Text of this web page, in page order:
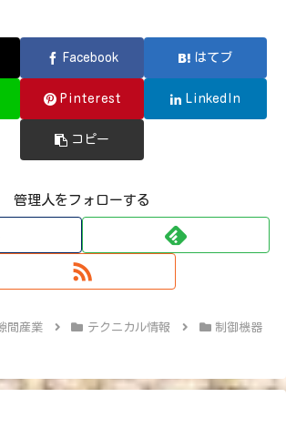
Facebook はてブ
Pinterest LinkedIn
コピー
管理人をフォローする
間産業 テクニカル情報 制御機器